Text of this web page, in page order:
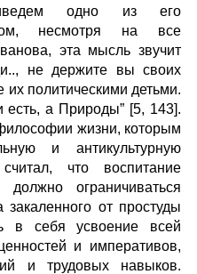
одно из его
несмотря на все
эта мысль звучит
не держите вы своих
политическими детьми.
а Природы” [5, 143].
жизни, которым
и антикультурную
что воспитание
должно ограничиваться
от простуды
в себя усвоение всей
и императивов,
и трудовых навыков.